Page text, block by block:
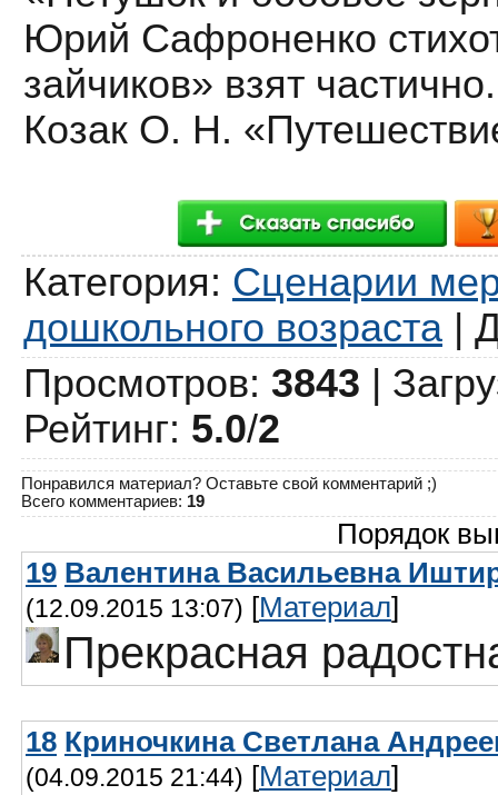
Юрий Сафроненко
зайчиков» взят
Козак О. Н.
Категория: Сценарии
дошкольного возраста |
Просмотров: 3843 |
Рейтинг: 5.0/2
Понравился материал? Оставьте свой комментарий ;)
Всего комментариев: 19
Порядок
19 Валентина Васильевна
(12.09.2015 13:07) [Материал]
Прекрасная
18 Криночкина Светлана
(04.09.2015 21:44) [Материал]